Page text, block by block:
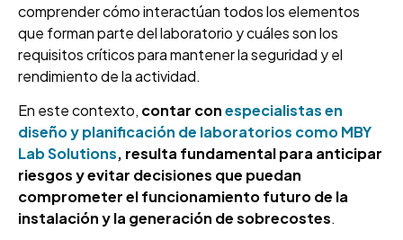
comprender cómo interactúan todos los elementos
que forman parte del laboratorio y cuáles son los
requisitos críticos para mantener la seguridad y el
rendimiento de la actividad.
En este contexto, contar conespecialistas en
diseño y planificación de laboratorios como MBY
Lab Solutions, resulta fundamental para anticipar
riesgos y evitar decisiones que puedan
comprometer el funcionamiento futuro de la
instalación y la generación de sobrecostes.